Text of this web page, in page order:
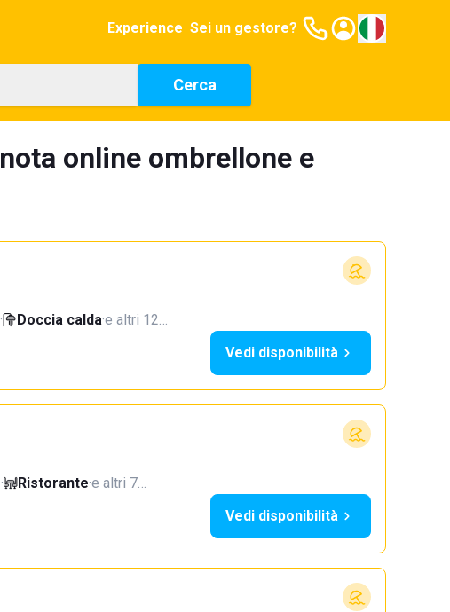
Experience Sei un gestore?
Cerca
online ombrellone e
· Doccia calda·e altri 12…
Vedi disponibilità
· Ristorante·e altri 7…
Vedi disponibilità